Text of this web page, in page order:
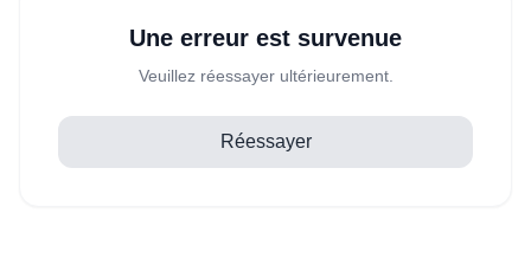
Une erreur est survenue
Veuillez réessayer ultérieurement.
Réessayer